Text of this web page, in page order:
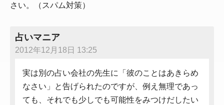
さい。（スパム対策）
占いマニア
2012年12月18日 13:25
実は別の占い会社の先生に「彼のことはあきらめ
なさい」と告げられたのですが、例え無理であっ
ても、それでも少しでも可能性をみつけだしたい